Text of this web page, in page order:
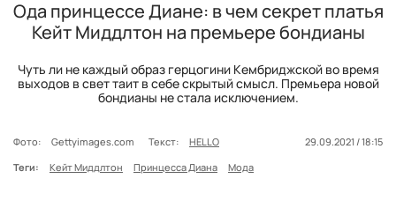
Ода принцессе Диане: в чем секрет платья
Кейт Миддлтон на премьере бондианы
Чуть ли не каждый образ герцогини Кембриджской во время
выходов в свет таит в себе скрытый смысл. Премьера новой
бондианы не стала исключением.
Фото: Gettyimages.com Текст: HELLO
29.09.2021 / 18:15
Теги:
Кейт Миддлтон Принцесса Диана Мода